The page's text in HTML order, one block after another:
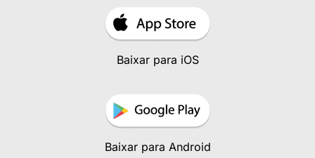
Baixar para iOS
Baixar para Android